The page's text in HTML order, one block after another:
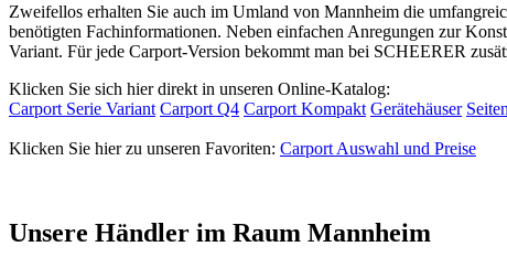
Zweifellos erhalten Sie auch im Umland von Mannheim die
benötigten Fachinformationen. Neben einfachen Anregungen zur
Variant. Für jede Carport-Version bekommt man bei SCHEERER
Klicken Sie sich hier direkt in unseren Online-Katalog:
Carport Serie Variant Carport Q4 Carport Kompakt Gerätehäuser
Klicken Sie hier zu unseren Favoriten: Carport Auswahl und Preise
Unsere Händler im Raum Mannheim